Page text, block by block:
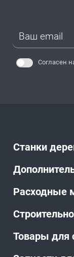
Станки
Расходные
Товары для
Согласен